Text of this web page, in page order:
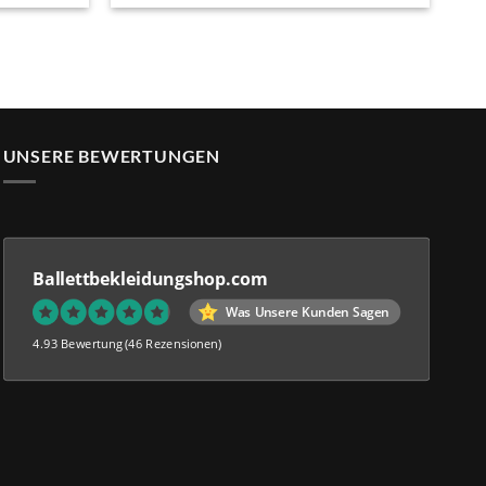
3.3333333333333
war:
ist:
UNSERE BEWERTUNGEN
Ballettbekleidungshop.com
Was Unsere Kunden Sagen
4.93 Bewertung(46 Rezensionen)